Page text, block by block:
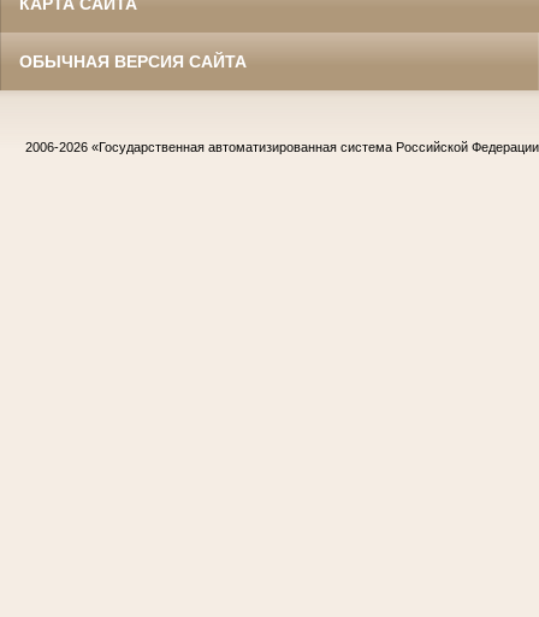
ОБЫЧНАЯ ВЕРСИЯ САЙТА
2006-2026 «Государственная автоматизированная система Российской